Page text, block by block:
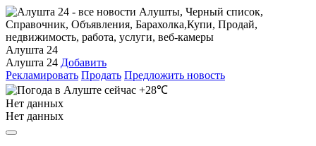
Алушта 24
Алушта 24 Добавить
Рекламировать Продать Предложить новость
+28℃
Нет данных
Нет данных